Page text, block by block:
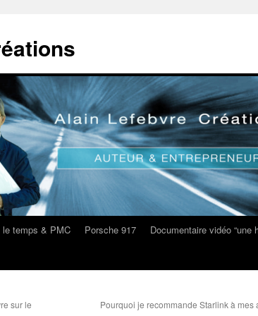
le temps & PMC Porsche 917
Documentaire vidéo “une
sur le
Pourquoi je recommande Starlink à mes